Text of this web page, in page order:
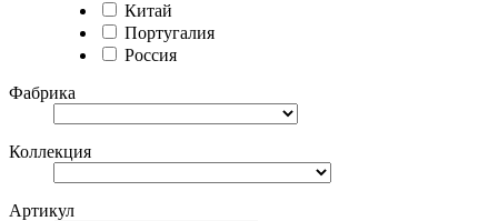
Китай
Португалия
Россия
Фабрика
Коллекция
Артикул